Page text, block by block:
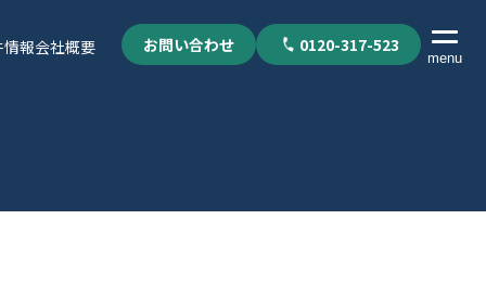
報会社概要 お問い合わせ 0120-317-523
menu